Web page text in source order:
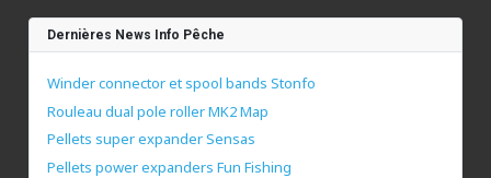
Dernières News Info Pêche
Winder connector et spool bands Stonfo
Rouleau dual pole roller MK2 Map
Pellets super expander Sensas
Pellets power expanders Fun Fishing